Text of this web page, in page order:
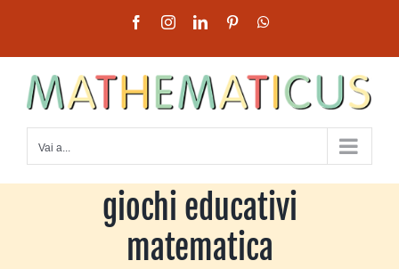
contenuto
FacebookInstagramLinkedInPinterest
Vai a...
giochi educativi
matematica